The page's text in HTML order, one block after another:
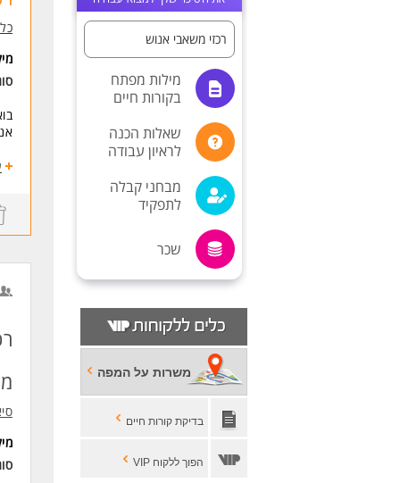
רכזי משאבי אנוש
מילות מפתח
בקורות חיים
שאלות הכנה
לראיון עבודה
מבחני קבלה
לתפקיד
שכר
משרות על המפה
בדיקת קורות חיים
הפוך ללקוח VIP